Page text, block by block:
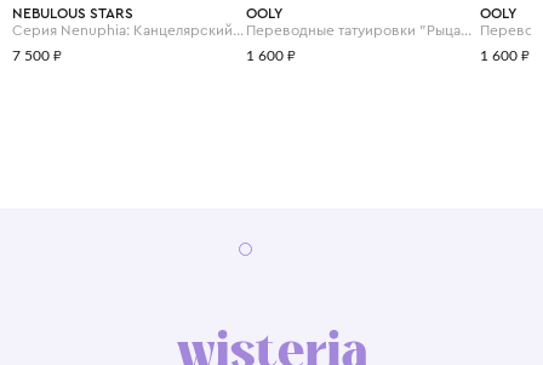
NEBULOUS STARS
Серия Nenuphia: Канцелярский набор с личным дневником
7 500 ₽
OOLY
Переводные татуировки "Рыцари и драконы"
1 600 ₽
OOLY
1 600 ₽